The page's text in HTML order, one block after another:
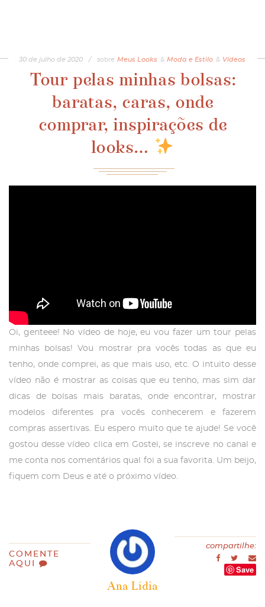
30 de julho de 2020 / sobre Meus Looks & Moda e Estilo & Vídeos
Tour pelas minhas bolsas:
baratas, caras, onde
comprar, inspirações de
looks…
Oi, genteee! No vídeo de hoje, eu vou fazer um tour pelas
minhas bolsas! Vou mostrar pra vocês todas as que eu
tenho, onde comprei, as que mais uso, etc. O intuito desse
vídeo não é mostrar as coisas que eu tenho, mas sim dar
dicas de bolsas mais baratas, onde encontrar, mostrar
modelos diferentes pra vocês conhecerem e fazerem
compras assertivas. Eu espero muito que te ajude! Se você
gostou desse vídeo clica em Gostei, se inscreve no canal e
me conta nos comentários qual foi a sua favorita. Um beijo,
fiquem com Deus e até o próximo vídeo.
COMENTE
AQUI
Ana Lídia
compartilhe:
Save